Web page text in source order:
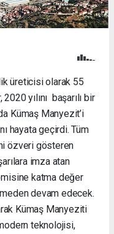
üreticisi olarak 55
yılını başarılı bir
Kümaş Manyezit’i
hayata geçirdi. Tüm
özveri gösteren
imza atan
katma değer
devam edecek.
Kümaş Manyeziti
teknolojisi,